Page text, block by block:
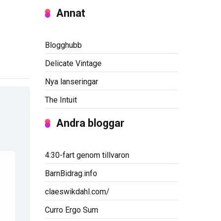
Annat
Blogghubb
Delicate Vintage
Nya lanseringar
The Intuit
Andra bloggar
4:30-fart genom tillvaron
BarnBidrag.info
claeswikdahl.com/
Curro Ergo Sum